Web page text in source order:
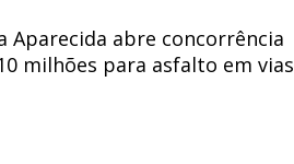
Aparecida abre concorrência
milhões para asfalto em vias